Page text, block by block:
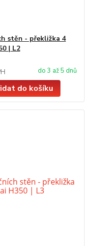
stěn - překližka 4
| L2
do 3 až 5 dnů
do košíku